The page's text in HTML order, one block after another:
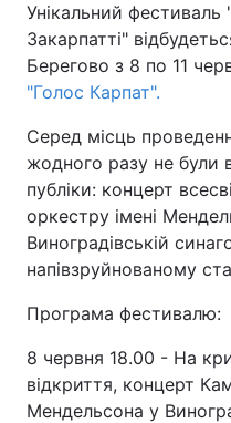
Зброя
Здоров'я
Цікавинки
Екологія
Лонгріди
Архів
Унікальний фестиваль
Закарпатті"
Берегово з 8 по 11
"Голос Карпат".
Серед місць
жодного разу не були
публіки: концерт
оркестру імені
Виноградівській
напівзруйнованому
Програма фестивалю:
8 червня 18.00 - На
відкриття, концерт
Мендельсона у